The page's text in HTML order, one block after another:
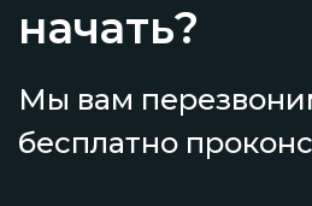
начать?
Мы вам
бесплатно